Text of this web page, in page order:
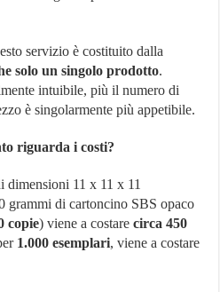
servizio è costituito dalla
solo un singolo prodotto.
intuibile, più il numero di
è singolarmente più appetibile.
riguarda i costi?
dimensioni 11 x 11 x 11
grammi di cartoncino SBS opaco
copie) viene a costarecirca 450
1.000 esemplari, viene a costare